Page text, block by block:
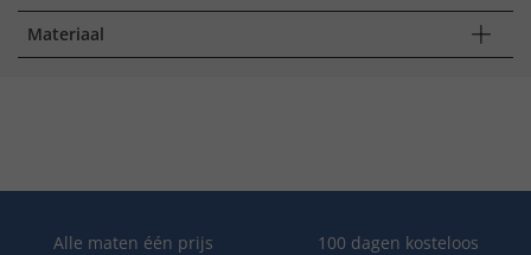
Materiaal
Alle maten één prijs
100 dagen kosteloos